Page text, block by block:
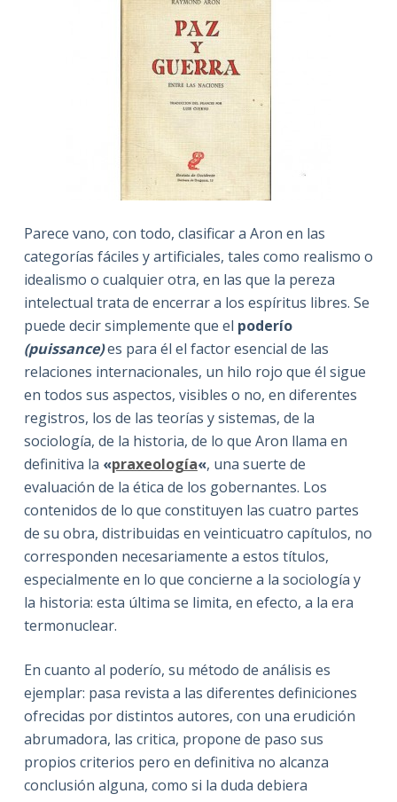
Parece vano, con todo, clasificar a Aron en las
categorías fáciles y artificiales, tales como realismo o
idealismo o cualquier otra, en las que la pereza
intelectual trata de encerrar a los espíritus libres. Se
puede decir simplemente que el poderío
(puissance)es para él el factor esencial de las
relaciones internacionales, un hilo rojo que él sigue
en todos sus aspectos, visibles o no, en diferentes
registros, los de las teorías y sistemas, de la
sociología, de la historia, de lo que Aron llama en
definitiva la «praxeología«, una suerte de
evaluación de la ética de los gobernantes. Los
contenidos de lo que constituyen las cuatro partes
de su obra, distribuidas en veinticuatro capítulos, no
corresponden necesariamente a estos títulos,
especialmente en lo que concierne a la sociología y
la historia: esta última se limita, en efecto, a la era
termonuclear.
En cuanto al poderío, su método de análisis es
ejemplar: pasa revista a las diferentes definiciones
ofrecidas por distintos autores, con una erudición
abrumadora, las critica, propone de paso sus
propios criterios pero en definitiva no alcanza
conclusión alguna, como si la duda debiera